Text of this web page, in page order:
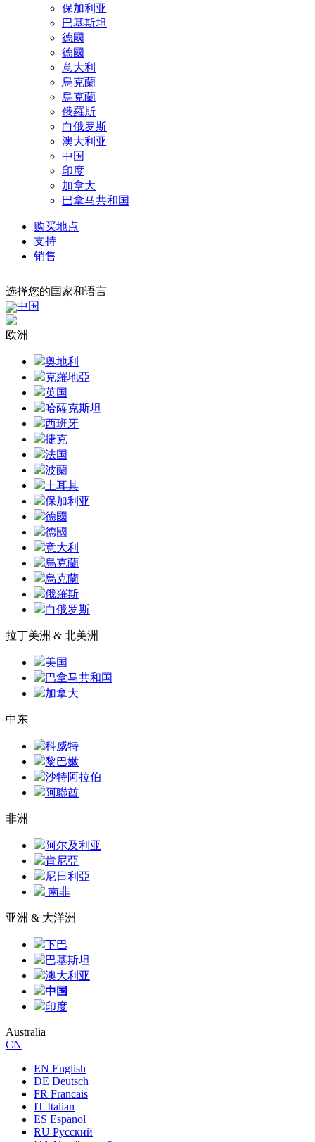
保加利亚
巴基斯坦
德國
德國
意大利
烏克蘭
烏克蘭
俄羅斯
白俄罗斯
澳大利亚
中国
印度
加拿大
巴拿马共和国
购买地点
支持
销售
选择您的国家和语言
中国
欧洲
奥地利
克羅地亞
英国
哈薩克斯坦
西班牙
捷克
法国
波蘭
土耳其
保加利亚
德國
德國
意大利
烏克蘭
烏克蘭
俄羅斯
白俄罗斯
拉丁美洲 & 北美洲
美国
巴拿马共和国
加拿大
中东
科威特
黎巴嫩
沙特阿拉伯
阿聯酋
非洲
阿尔及利亚
肯尼亞
尼日利亞
南非
亚洲 & 大洋洲
下巴
巴基斯坦
澳大利亚
中国
印度
Australia
CN
EN English
DE Deutsch
FR Francais
IT Italian
ES Espanol
RU Русский